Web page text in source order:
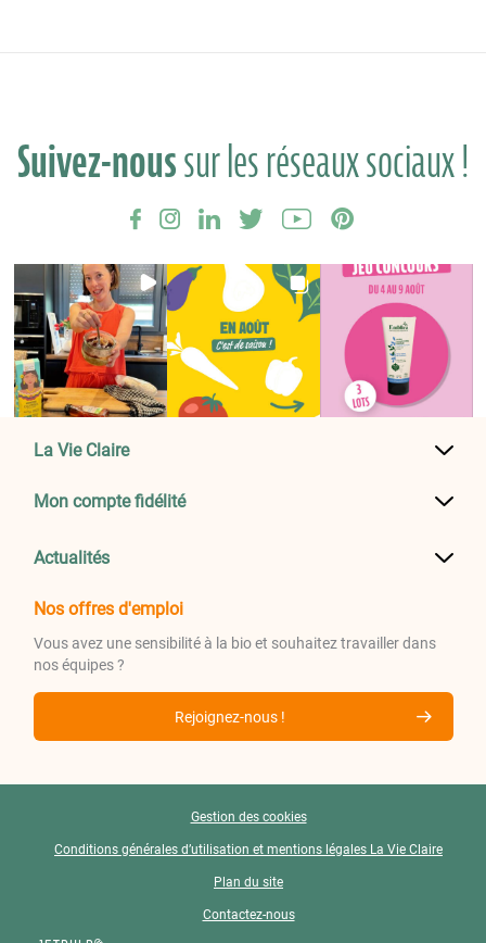
Suivez-noussur les réseaux sociaux !
La Vie Claire
Mon compte fidélité
Actualités
Nos offres d'emploi
Vous avez une sensibilité à la bio et souhaitez travailler dans
nos équipes ?
Rejoignez-nous !
Gestion des cookies
Conditions générales d’utilisation et mentions légales La Vie Claire
Plan du site
Contactez-nous